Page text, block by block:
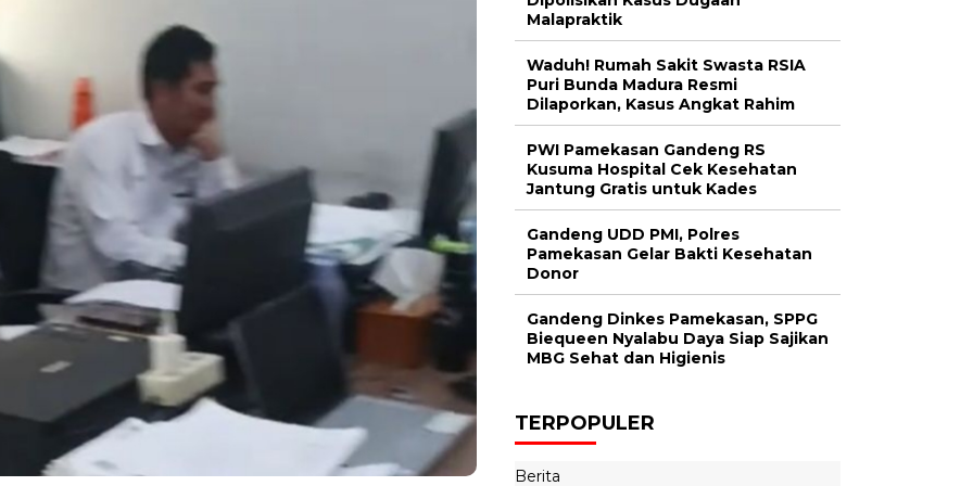
Malapraktik
Waduh! Rumah Sakit Swasta RSIA
Puri Bunda Madura Resmi
Dilaporkan, Kasus Angkat Rahim
PWI Pamekasan Gandeng RS
Kusuma Hospital Cek Kesehatan
Jantung Gratis untuk Kades
Gandeng UDD PMI, Polres
Pamekasan Gelar Bakti Kesehatan
Donor
Gandeng Dinkes Pamekasan, SPPG
Biequeen Nyalabu Daya Siap Sajikan
MBG Sehat dan Higienis
TERPOPULER
Berita